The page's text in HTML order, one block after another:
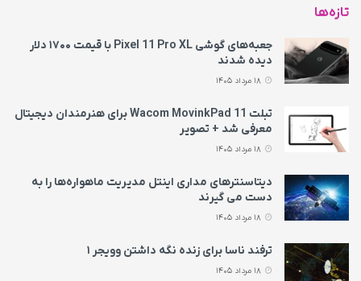
تازه‌ها
جعبه‌های گوشی Pixel 11 Pro XL با قیمت ۱۷۰۰ دلار
دیده شدند
تبلت Wacom MovinkPad 11 برای هنرمندان دیجیتال
معرفی شد + تصویر
دیتاسنترهای مداری اینتل مدیریت ماهواره‌ها را به
دست می‌ گیرند
ترفند ناسا برای زنده نگه داشتن وویجر ۱